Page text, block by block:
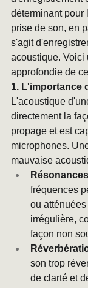
déterminant pour
prise de son, en
s'agit
acoustique. Voici
approfondie de
1. L'importance
L'acoustique
directement la
propage et est
microphones.
mauvaise
fréquences
ou
irrégulière,
façon non
son trop
de clarté et